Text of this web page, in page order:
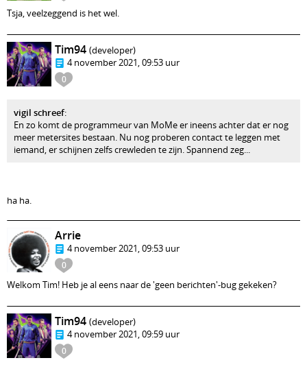
Tsja, veelzeggend is het wel.
0
Tim94 (developer)
4 november 2021, 09:53 uur
vigil schreef:
En zo komt de programmeur van MoMe er ineens achter dat er nog
meer metersites bestaan. Nu nog proberen contact te leggen met
iemand, er schijnen zelfs crewleden te zijn. Spannend zeg...
ha ha.
0
Arrie
4 november 2021, 09:53 uur
Welkom Tim! Heb je al eens naar de 'geen berichten'-bug gekeken?
0
Tim94 (developer)
4 november 2021, 09:59 uur